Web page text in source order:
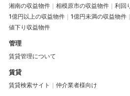
湘南の収益物件
相模原市の収益物件
利回
1億円以上の収益物件
1億円未満の収益物件
値下り収益物件
管理
賃貸管理について
賃貸
賃貸検索サイト 仲介業者様向け